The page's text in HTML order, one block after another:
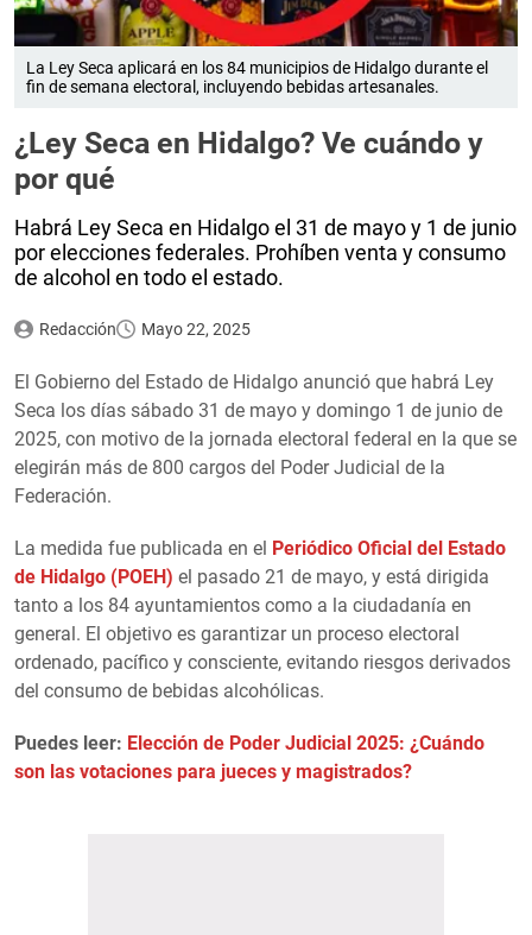
La Ley Seca aplicará en los 84 municipios de Hidalgo durante el
fin de semana electoral, incluyendo bebidas artesanales.
¿Ley Seca en Hidalgo? Ve cuándo y
por qué
Habrá Ley Seca en Hidalgo el 31 de mayo y 1 de junio
por elecciones federales. Prohíben venta y consumo
de alcohol en todo el estado.
Redacción Mayo 22, 2025
El Gobierno del Estado de Hidalgo anunció que habrá Ley
Seca los días sábado 31 de mayo y domingo 1 de junio de
2025, con motivo de la jornada electoral federal en la que se
elegirán más de 800 cargos del Poder Judicial de la
Federación.
La medida fue publicada en el Periódico Oficial del Estado
de Hidalgo (POEH) el pasado 21 de mayo, y está dirigida
tanto a los 84 ayuntamientos como a la ciudadanía en
general. El objetivo es garantizar un proceso electoral
ordenado, pacífico y consciente, evitando riesgos derivados
del consumo de bebidas alcohólicas.
Puedes leer: Elección de Poder Judicial 2025: ¿Cuándo
son las votaciones para jueces y magistrados?